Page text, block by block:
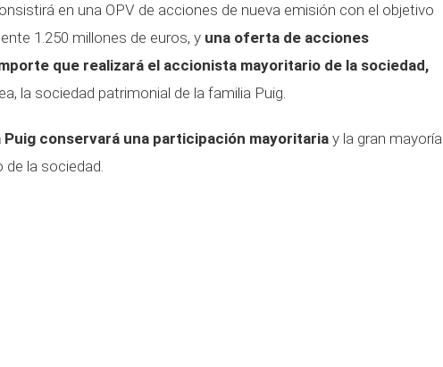
en una OPV de acciones de nueva emisión con el objetivo
1.250 millones de euros, y una oferta de acciones
que realizará el accionista mayoritario de la sociedad,
la sociedad patrimonial de la familia Puig.
Puig conservará una participación mayoritaria y la gran mayoría
la sociedad.